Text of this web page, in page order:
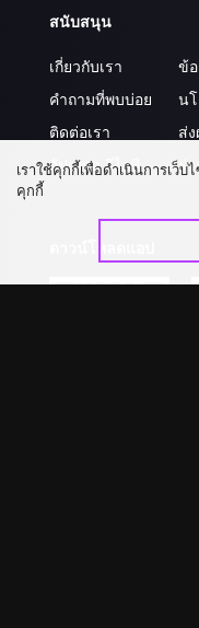
สนับสนุน
เกี่ยวกับเรา
คำถามที่พบบ่อย
ติดต่อเรา
อัปเกรด วีไอพี
ข้
น
ส่
ร่ว
เราใช้คุกกี้เพื่อดำเนินการเว็
คุกกี้